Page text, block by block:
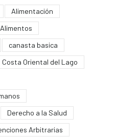
Alimentación
Alimentos
canasta basica
Costa Oriental del Lago
Derecho a la Salud
Arbitrarias